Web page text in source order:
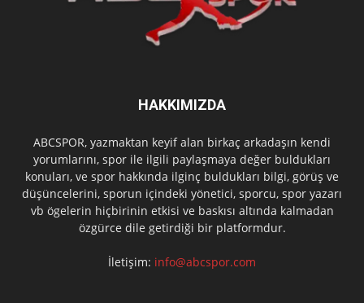
HAKKIMIZDA
ABCSPOR, yazmaktan keyif alan birkaç arkadaşın kendi
yorumlarını, spor ile ilgili paylaşmaya değer buldukları
konuları, ve spor hakkında ilginç buldukları bilgi, görüş ve
düşüncelerini, sporun içindeki yönetici, sporcu, spor yazarı
vb ögelerin hiçbirinin etkisi ve baskısı altında kalmadan
özgürce dile getirdiği bir platformdur.
İletişim: info@abcspor.com